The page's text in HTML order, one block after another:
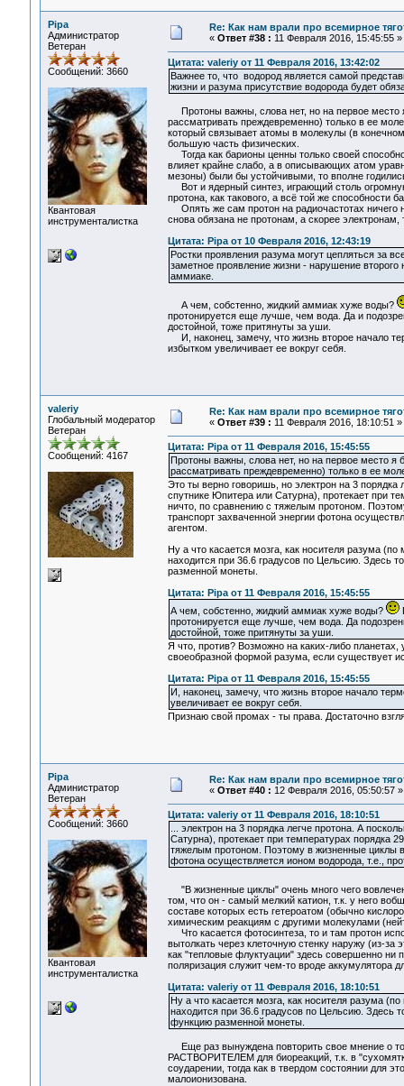
Pipa
Администратор
Ветеран
Сообщений: 3660
Квантовая
инструменталистка
Re: Как нам врали про всемирное
« Ответ #38 : 11 Февраля 2016, 15:45:55 »
Цитата: valeriy от 11 Февраля 2016, 13:42:02
Важнее то, что водород является самой
жизни и разума присутствие водорода будет
Протоны важны, слова нет, но на первое место
рассматривать преждевременно) только в ее
который связывает атомы в молекулы (в
большую часть физических.
Тогда как барионы ценны только своей
влияет крайне слабо, а в описывающих атом
мезоны) были бы устойчивыми, то вполне
Вот и ядерный синтез, играющий столь
протона, как такового, а всё той же способности
Опять же сам протон на радиочастотах ничего
снова обязана не протонам, а скорее
Цитата: Pipa от 10 Февраля 2016, 12:43:19
Ростки проявления разума могут цепляться за
заметное проявление жизни - нарушение
аммиаке.
А чем, собстенно, жидкий аммиак хуже воды?
протонируется еще лучше, чем вода. Да и
достойной, тоже притянуты за уши.
И, наконец, замечу, что жизнь второе начало
избытком увеличивает ее вокруг себя.
valeriy
Глобальный модератор
Ветеран
Сообщений: 4167
Re: Как нам врали про всемирное
« Ответ #39 : 11 Февраля 2016, 18:10:51 »
Цитата: Pipa от 11 Февраля 2016, 15:45:55
Протоны важны, слова нет, но на первое место я
рассматривать преждевременно) только в ее
Это ты верно говоришь, но электрон на 3
спутнике Юпитера или Сатурна), протекает при
ничто, по сравнению с тяжелым протоном.
транспорт захваченной энергии фотона
агентом.
Ну а что касается мозга, как носителя разума
находится при 36.6 градусов по Цельсию. Здесь
разменной монеты.
Цитата: Pipa от 11 Февраля 2016, 15:45:55
А чем, собстенно, жидкий аммиак хуже воды?
протонируется еще лучше, чем вода. Да
достойной, тоже притянуты за уши.
Я что, против? Возможно на каких-либо
своеобразной формой разума, если существует
Цитата: Pipa от 11 Февраля 2016, 15:45:55
И, наконец, замечу, что жизнь второе начало
увеличивает ее вокруг себя.
Признаю свой промах - ты права. Достаточно
Pipa
Администратор
Ветеран
Сообщений: 3660
Квантовая
инструменталистка
Re: Как нам врали про всемирное
« Ответ #40 : 12 Февраля 2016, 05:50:57 »
Цитата: valeriy от 11 Февраля 2016, 18:10:51
... электрон на 3 порядка легче протона. А
Сатурна), протекает при температурах порядка
тяжелым протоном. Поэтому в жизненные
фотона осуществляется ионом водорода, т.е.,
"В жизненные циклы" очень много чего
том, что он - самый мелкий катион, т.к. у него
составе которых есть гетероатом (обычно
химическим реакциям с другими молекулами
Что касается фотосинтеза, то и там протон
вытолкать через клеточную стенку наружу (из-за
как "тепловые флуктуации" здесь совершенно
поляризация служит чем-то вроде аккумулятора
Цитата: valeriy от 11 Февраля 2016, 18:10:51
Ну а что касается мозга, как носителя разума
находится при 36.6 градусов по Цельсию. Здесь
функцию разменной монеты.
Еще раз вынуждена повторить свое мнение о
РАСТВОРИТЕЛЕМ для биореакций, т.к. в
соударении, тогда как в твердом состоянии для
малоионизована.